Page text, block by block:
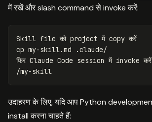
में रखें और slash command से invoke करें:
cp my-skill.md .claude/
फिर Claude Code session में invoke
उदाहरण के लिए, यदि आप Python
install करना चाहते हैं: